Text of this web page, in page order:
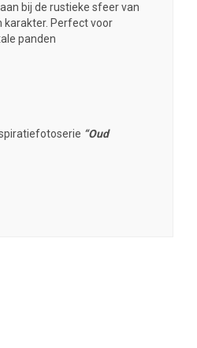
bij de rustieke sfeer van
karakter. Perfect voor
panden
“Oud